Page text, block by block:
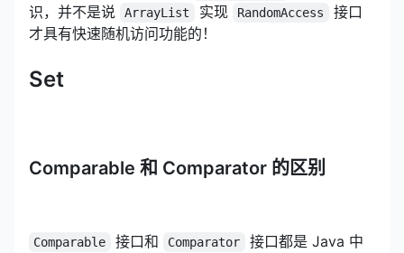
识，并不是说
ArrayList 实现 RandomAccess
接口
才具有快速随机访问功能的！
Set
Comparable 和 Comparator 的区别
Comparable 接口和 Comparator
接口都是 Java 中